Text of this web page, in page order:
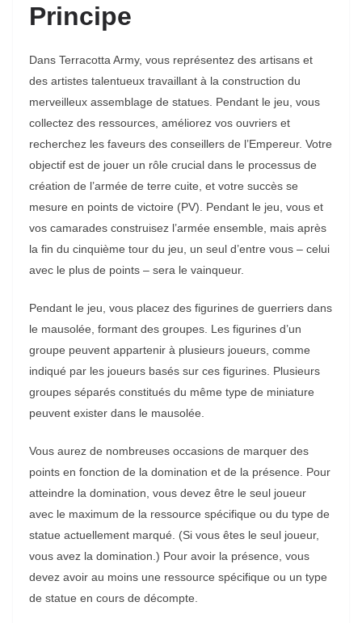
Principe
Dans Terracotta Army, vous représentez des artisans et
des artistes talentueux travaillant à la construction du
merveilleux assemblage de statues. Pendant le jeu, vous
collectez des ressources, améliorez vos ouvriers et
recherchez les faveurs des conseillers de l’Empereur. Votre
objectif est de jouer un rôle crucial dans le processus de
création de l’armée de terre cuite, et votre succès se
mesure en points de victoire (PV). Pendant le jeu, vous et
vos camarades construisez l’armée ensemble, mais après
la fin du cinquième tour du jeu, un seul d’entre vous – celui
avec le plus de points – sera le vainqueur.
Pendant le jeu, vous placez des figurines de guerriers dans
le mausolée, formant des groupes. Les figurines d’un
groupe peuvent appartenir à plusieurs joueurs, comme
indiqué par les joueurs basés sur ces figurines. Plusieurs
groupes séparés constitués du même type de miniature
peuvent exister dans le mausolée.
Vous aurez de nombreuses occasions de marquer des
points en fonction de la domination et de la présence. Pour
atteindre la domination, vous devez être le seul joueur
avec le maximum de la ressource spécifique ou du type de
statue actuellement marqué. (Si vous êtes le seul joueur,
vous avez la domination.) Pour avoir la présence, vous
devez avoir au moins une ressource spécifique ou un type
de statue en cours de décompte.